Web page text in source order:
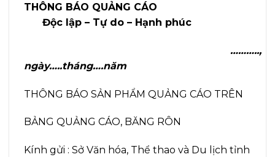
THÔNG BÁO QUẢNG CÁO
Độc lập – Tự do – Hạnh phúc
………..,
ngày…..tháng….năm
THÔNG BÁO SẢN PHẨM QUẢNG CÁO TRÊN
BẢNG QUẢNG CÁO, BĂNG RÔN
Kính gửi : Sở Văn hóa, Thể thao và Du lịch tỉnh